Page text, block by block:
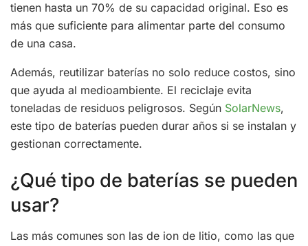
tienen hasta un 70% de su capacidad original. Eso es
más que suficiente para alimentar parte del consumo
de una casa.
Además, reutilizar baterías no solo reduce costos, sino
que ayuda al medioambiente. El reciclaje evita
toneladas de residuos peligrosos. Según SolarNews,
este tipo de baterías pueden durar años si se instalan y
gestionan correctamente.
¿Qué tipo de baterías se pueden
usar?
Las más comunes son las de ion de litio, como las que